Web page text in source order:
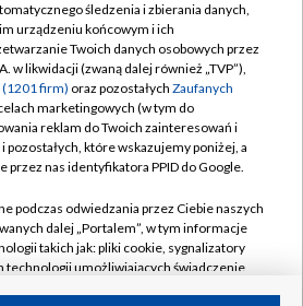
TVP
Cyfrowa
Regulamin TVP
prywatności
Moje zgody
Pomoc
Kontakt
Kanały
śledzenia i zbierania danych,
urządzeniu końcowym i ich
Twoich danych osobowych przez
w likwidacji (zwaną dalej również „TVP”),
(1201 firm) oraz pozostałych Zaufanych
marketingowych (w tym do
reklam do Twoich zainteresowań i
które wskazujemy poniżej, a
przez nas identyfikatora PPID do Google.
podczas odwiedzania przez Ciebie naszych
dalej „Portalem”, w tym informacje
takich jak: pliki cookie, sygnalizatory
technologii umożliwiających świadczenie